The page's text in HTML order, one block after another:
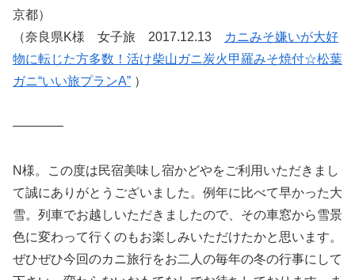
京都）
（奈良県K様 女子旅 2017.12.13
カニみそ嫌いが大好
物に転じた方多数！活け柴山ガニ炭火甲羅みそ焼付☆松葉
ガニ“いい旅プランA” ）
————
N様。この度は民宿美味し宿かどやをご利用いただきまし
て誠にありがとうございました。例年に比べて早かった大
雪。列車でお越しいただきましたので、その車窓から雪景
色に変わって行くのもお楽しみいただけたかと思います。
ぜひぜひ今回のカニ旅行をお二人の毎年の冬の行事にして